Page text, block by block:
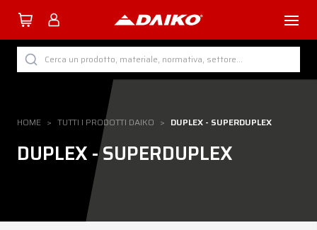
TUTTI I PRODOTTI DAIKO
Cerca un prodotto, materiale, normativa, settore...
HOME > TUTTI I PRODOTTI DAIKO > DUPLEX - SUPERDUPLEX
DUPLEX - SUPERDUPLEX